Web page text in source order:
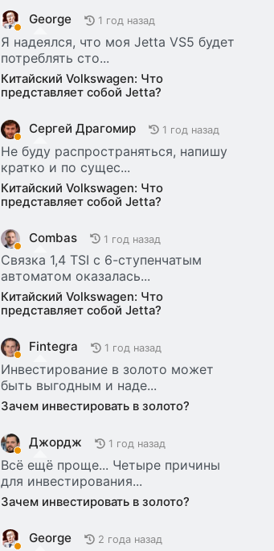
George 1 год назад
Я надеялся, что моя Jetta VS5 будет
потреблять сто...
Китайский Volkswagen: Что
представляет собой Jetta?
Сергей Драгомир 1 год назад
Не буду распространяться, напишу
кратко и по сущес...
Китайский Volkswagen: Что
представляет собой Jetta?
Combas 1 год назад
Связка 1,4 TSI с 6-ступенчатым
автоматом оказалась...
Китайский Volkswagen: Что
представляет собой Jetta?
Fintegra 1 год назад
Инвестирование в золото может
быть выгодным и наде...
Зачем инвестировать в золото?
Джордж 1 год назад
Всё ещё проще... Четыре причины
для инвестирования...
Зачем инвестировать в золото?
George 2 года назад